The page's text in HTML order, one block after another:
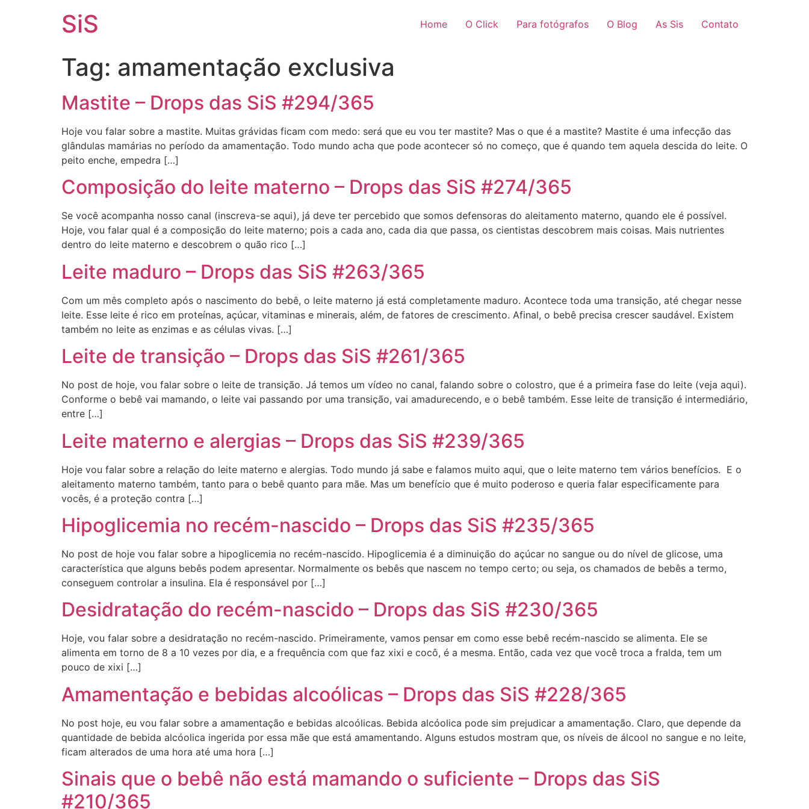
SiS Home O Click Para fotógrafos O Blog As Sis Contato
Tag: amamentação exclusiva
Mastite – Drops das SiS #294/365
Hoje vou falar sobre a mastite. Muitas grávidas ficam com medo: será que eu vou ter mastite? Mas o que é a mastite? Mastite é uma infecção das
glândulas mamárias no período da amamentação. Todo mundo acha que pode acontecer só no começo, que é quando tem aquela descida do leite. O
peito enche, empedra […]
Composição do leite materno – Drops das SiS #274/365
Se você acompanha nosso canal (inscreva-se aqui), já deve ter percebido que somos defensoras do aleitamento materno, quando ele é possível.
Hoje, vou falar qual é a composição do leite materno; pois a cada ano, cada dia que passa, os cientistas descobrem mais coisas. Mais nutrientes
dentro do leite materno e descobrem o quão rico […]
Leite maduro – Drops das SiS #263/365
Com um mês completo após o nascimento do bebê, o leite materno já está completamente maduro. Acontece toda uma transição, até chegar nesse
leite. Esse leite é rico em proteínas, açúcar, vitaminas e minerais, além, de fatores de crescimento. Afinal, o bebê precisa crescer saudável. Existem
também no leite as enzimas e as células vivas. […]
Leite de transição – Drops das SiS #261/365
No post de hoje, vou falar sobre o leite de transição. Já temos um vídeo no canal, falando sobre o colostro, que é a primeira fase do leite (veja aqui).
Conforme o bebê vai mamando, o leite vai passando por uma transição, vai amadurecendo, e o bebê também. Esse leite de transição é intermediário,
entre […]
Leite materno e alergias – Drops das SiS #239/365
Hoje vou falar sobre a relação do leite materno e alergias. Todo mundo já sabe e falamos muito aqui, que o leite materno tem vários benefícios. E o
aleitamento materno também, tanto para o bebê quanto para mãe. Mas um benefício que é muito poderoso e queria falar especificamente para
vocês, é a proteção contra […]
Hipoglicemia no recém-nascido – Drops das SiS #235/365
No post de hoje vou falar sobre a hipoglicemia no recém-nascido. Hipoglicemia é a diminuição do açúcar no sangue ou do nível de glicose, uma
característica que alguns bebês podem apresentar. Normalmente os bebês que nascem no tempo certo; ou seja, os chamados de bebês a termo,
conseguem controlar a insulina. Ela é responsável por […]
Desidratação do recém-nascido – Drops das SiS #230/365
Hoje, vou falar sobre a desidratação no recém-nascido. Primeiramente, vamos pensar em como esse bebê recém-nascido se alimenta. Ele se
alimenta em torno de 8 a 10 vezes por dia, e a frequência com que faz xixi e cocô, é a mesma. Então, cada vez que você troca a fralda, tem um
pouco de xixi […]
Amamentação e bebidas alcoólicas – Drops das SiS #228/365
No post hoje, eu vou falar sobre a amamentação e bebidas alcoólicas. Bebida alcóolica pode sim prejudicar a amamentação. Claro, que depende da
quantidade de bebida alcóolica ingerida por essa mãe que está amamentando. Alguns estudos mostram que, os níveis de álcool no sangue e no leite,
ficam alterados de uma hora até uma hora […]
Sinais que o bebê não está mamando o suficiente – Drops das SiS
#210/365